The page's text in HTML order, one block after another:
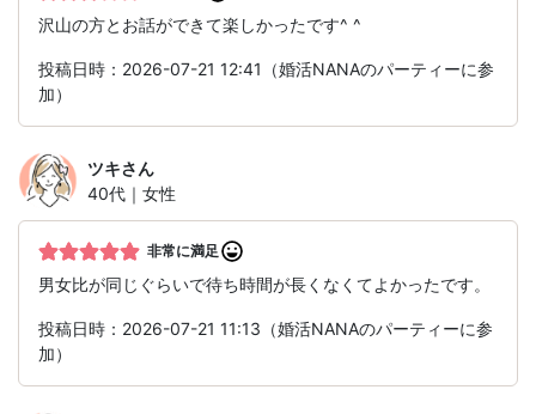
沢山の方とお話ができて楽しかったです^ ^
投稿日時：2026-07-21 12:41（婚活NANAのパーティーに参
加）
ツキさん
40代｜女性
非常に満足
男女比が同じぐらいで待ち時間が長くなくてよかったです。
投稿日時：2026-07-21 11:13（婚活NANAのパーティーに参
加）